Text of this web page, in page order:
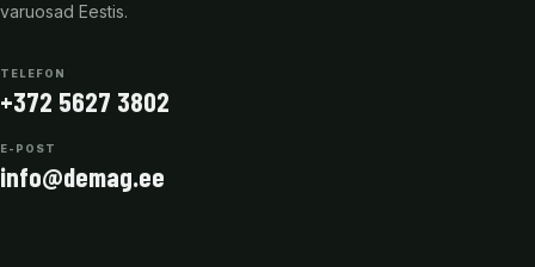
varuosad Eestis.
TELEFON
+372 5627 3802
E-POST
info@demag.ee